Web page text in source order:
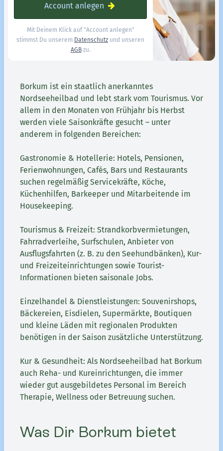
Account anlegen
Mit Deinem Klick auf "Account anlegen"
stimmst Du unserem Datenschutz und unseren
AGBzu.
Borkum ist ein staatlich anerkanntes
Nordseeheilbad und lebt stark vom Tourismus. Vor
allem in den Monaten von Frühjahr bis Herbst
werden viele Saisonkräfte gesucht – unter
anderem in folgenden Bereichen:
Gastronomie & Hotellerie: Hotels, Pensionen,
Ferienwohnungen, Cafés, Bars und Restaurants
suchen regelmäßig Servicekräfte, Köche,
Küchenhilfen, Barkeeper und Mitarbeitende im
Housekeeping.
Tourismus & Freizeit: Strandkorbvermietungen,
Fahrradverleihe, Surfschulen, Anbieter von
Ausflugsfahrten (z. B. zu den Seehundbänken), Kur-
und Freizeiteinrichtungen sowie Tourist-
Informationen bieten saisonale Jobs.
Einzelhandel & Dienstleistungen: Souvenirshops,
Bäckereien, Eisdielen, Supermärkte, Boutiquen
und kleine Läden mit regionalen Produkten
benötigen in der Saison zusätzliche Unterstützung.
Kur & Gesundheit: Als Nordseeheilbad hat Borkum
auch Reha- und Kureinrichtungen, die immer
wieder gut ausgebildetes Personal im Bereich
Therapie, Wellness oder Betreuung suchen.
Was Dir Borkum bietet